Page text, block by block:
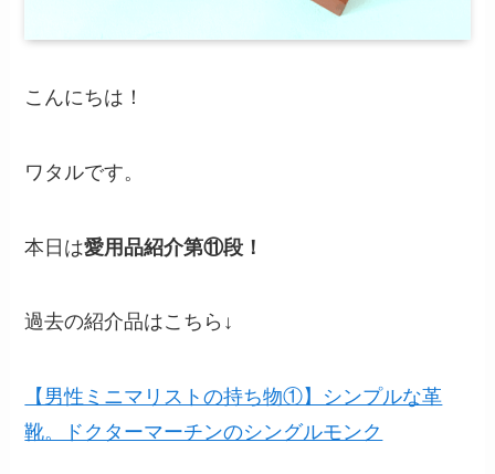
こんにちは！
ワタルです。
本日は愛用品紹介第⑪段！
過去の紹介品はこちら↓
【男性ミニマリストの持ち物①】シンプルな革
靴。ドクターマーチンのシングルモンク